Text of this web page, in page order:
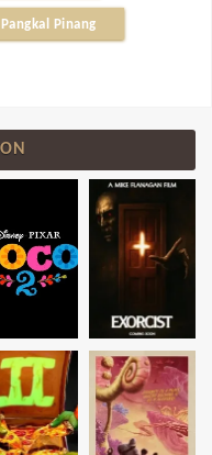
Pangkal Pinang